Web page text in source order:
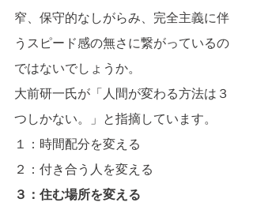
窄、保守的なしがらみ、完全主義に伴
うスピード感の無さに繋がっているの
ではないでしょうか。
大前研一氏が「人間が変わる方法は３
つしかない。」と指摘しています。
１：時間配分を変える
２：付き合う人を変える
３：住む場所を変える